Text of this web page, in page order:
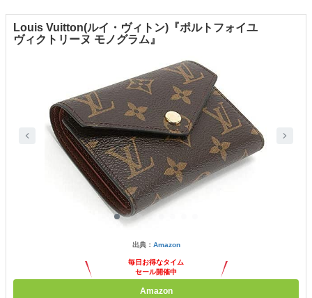
Louis Vuitton(ルイ・ヴィトン)『ポルトフォイユ
ヴィクトリーヌ モノグラム』
出典： Amazon
毎日お得なタイム
セール開催中
Amazon